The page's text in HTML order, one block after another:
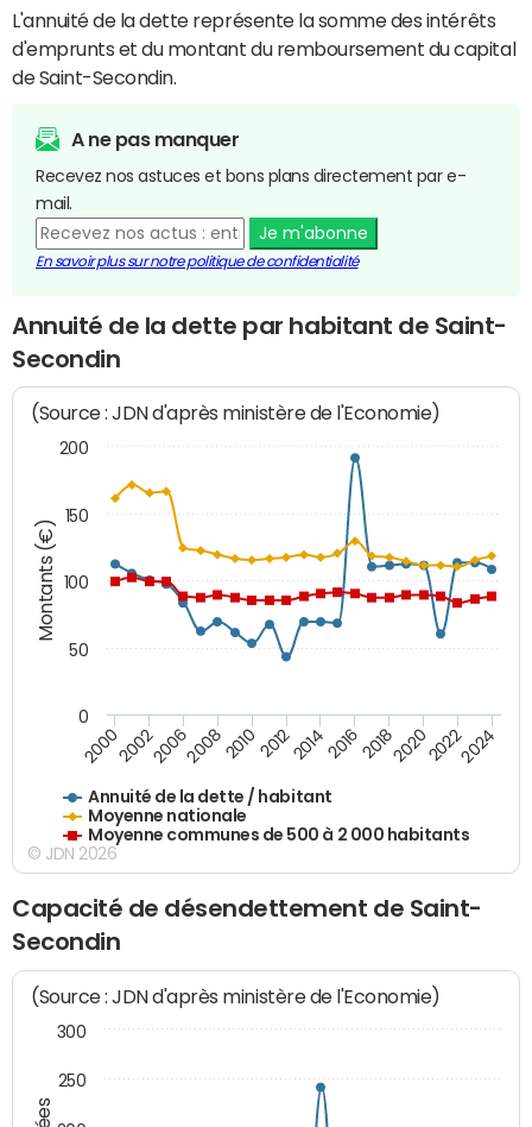
L'annuité de la dette représente la somme des intérêts
d'emprunts et du montant du remboursement du capital
de Saint-Secondin.
A ne pas manquer
Recevez nos astuces et bons plans directement par e-
mail.
Je m'abonne
En savoir plus sur notre politique de confidentialité
Annuité de la dette par habitant de Saint-
Secondin
Montants (€)
(Source : JDN d'après ministère de l'Economie)
Annuité de la dette / habitant
Moyenne nationale
Moyenne communes de 500 à 2 000 habitants
200020022006200820102012201420162018202020222024
0
50
100
150
200
© JDN 2026
Capacité de désendettement de Saint-
Secondin
(Source : JDN d'après ministère de l'Economie)
250
300